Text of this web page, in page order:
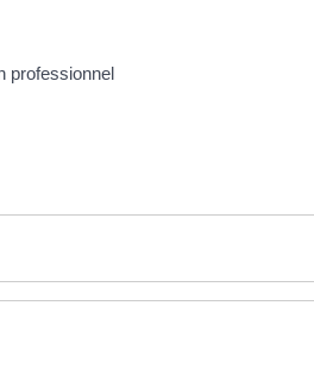
professionnel